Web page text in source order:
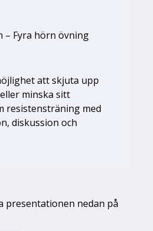
– Fyra hörn övning
att skjuta upp
minska sitt
resistensträning med
diskussion och
presentationen nedan på